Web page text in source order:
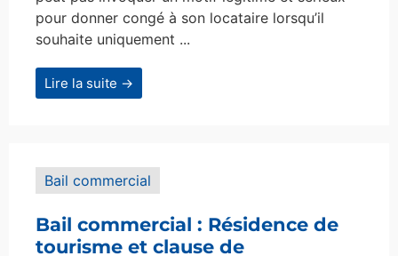
pour donner congé à son locataire lorsqu’il
souhaite uniquement ...
Lire la suite →
Bail commercial
Bail commercial : Résidence de
tourisme et clause de